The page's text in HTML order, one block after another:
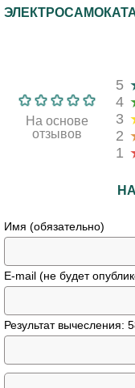
На основе
отзывов
5
4
3
2
1
Имя (обязательно)
E-mail (не будет
Результат вычесления: